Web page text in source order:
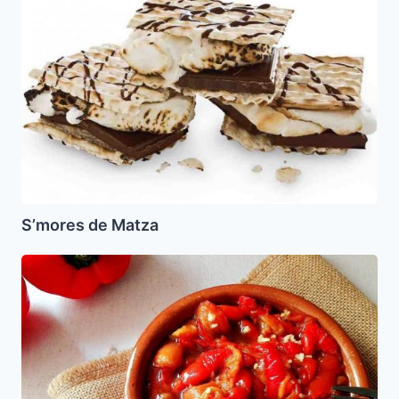
S’mores de Matza
Ensalada
Cocha